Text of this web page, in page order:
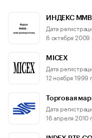
ИНДЕКС
Дата
6 октября 2009
MICEX
Дата
12 ноября 1999 г.
Торговая
Дата
16 апреля 2010 г.